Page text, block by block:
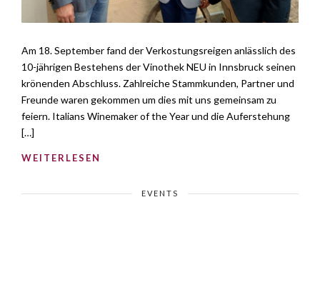
Am 18. September fand der Verkostungsreigen anlässlich des
10-jährigen Bestehens der Vinothek NEU in Innsbruck seinen
krönenden Abschluss. Zahlreiche Stammkunden, Partner und
Freunde waren gekommen um dies mit uns gemeinsam zu
feiern. Italians Winemaker of the Year und die Auferstehung
[…]
WEITERLESEN
EVENTS